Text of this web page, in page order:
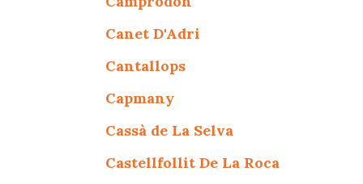
Canet D'Adri
Cantallops
Capmany
Cassà de La Selva
Castellfollit De La Roca